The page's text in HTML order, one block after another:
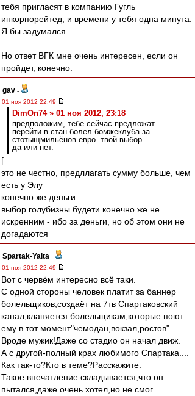
тебя пригласят в компанию Гугль
инкорпорейтед, и времени у тебя одна минута.
Я бы задумался.
Но ответ ВГК мне очень интересен, если он
пройдет, конечно.
gav -
01 ноя 2012 22:49
DimOn74 » 01 ноя 2012, 23:18
предположим, тебе сейчас предложат
перейти в стан болел бомжеклуба за
стотыщмильёнов евро. твой выбор.
да или нет.
[
это не честно, предллагать сумму больше, чем
есть у Элу
конечно же деньги
выбор голубизны будети конечно же не
искренним - ибо за деньги, но об этом они не
догадаются
Spartak-Yalta -
01 ноя 2012 22:49
Вот с червём интересно всё таки.
С одной стороны человек платит за баннер
болельщиков,создаёт на 7тв Спартаковский
канал,кланяется болельщикам,которые поют
ему в тот момент"чемодан,вокзал,ростов".
Вроде мужик!Даже со стадио он начал движ.
А с другой-полный крах любимого Спартака....
Как так-то?Кто в теме?Расскажите.
Такое впечатление складывается,что он
пытался,даже очень хотел,но не смог.